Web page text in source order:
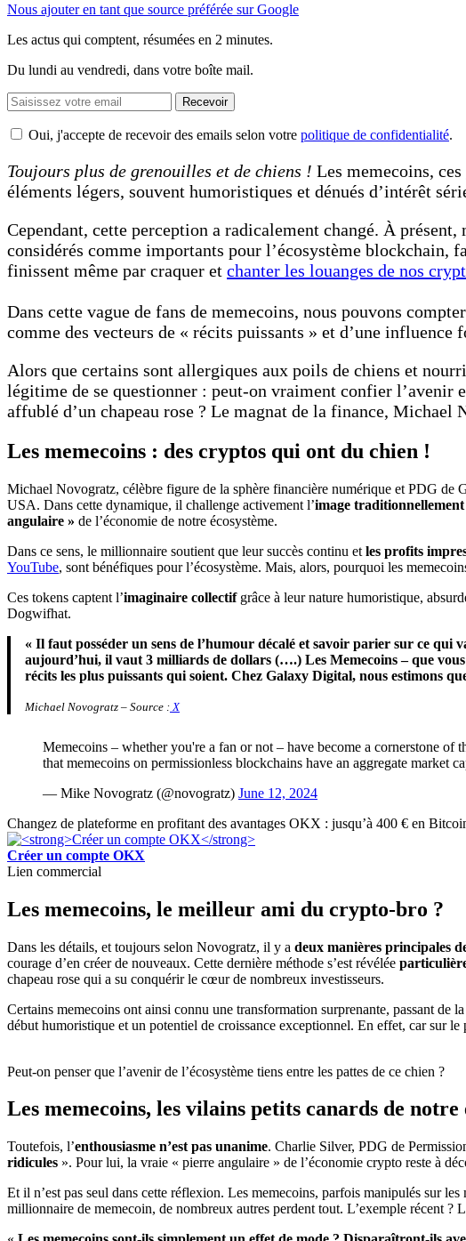
Nous ajouter en tant que source préférée sur Google
Les actus qui comptent, résumées en 2 minutes.
Du lundi au vendredi, dans votre boîte mail.
Recevoir
Oui, j'accepte de recevoir des emails selon votre politique de confidentialité.
Toujours plus de grenouilles et de chiens ! Les memecoins, ces
éléments légers, souvent humoristiques et dénués d’intérêt
Cependant, cette perception a radicalement changé. À
considérés comme importants pour l’écosystème blockchain,
finissent même par craquer et chanter les louanges de nos
Dans cette vague de fans de memecoins, nous pouvons
comme des vecteurs de « récits puissants » et d’une
Alors que certains sont allergiques aux poils de chiens et
légitime de se questionner : peut-on vraiment confier l’avenir
affublé d’un chapeau rose ? Le magnat de la finance, Michael
Les memecoins : des cryptos qui ont du chien !
Michael Novogratz, célèbre figure de la sphère financière numérique et PDG de
USA. Dans cette dynamique, il challenge activement l’image traditionnellement
angulaire » de l’économie de notre écosystème.
Dans ce sens, le millionnaire soutient que leur succès continu et les profits
YouTube, sont bénéfiques pour l’écosystème. Mais, alors, pourquoi les
Ces tokens captent l’imaginaire collectif grâce à leur nature humoristique,
Dogwifhat.
« Il faut posséder un sens de l’humour décalé et savoir parier sur ce qui
aujourd’hui, il vaut 3 milliards de dollars (….) Les Memecoins – que
récits les plus puissants qui soient. Chez Galaxy Digital, nous estimons
Michael Novogratz – Source : X
Memecoins – whether you're a fan or not – have become a cornerstone
that memecoins on permissionless blockchains have an aggregate market
— Mike Novogratz (@novogratz) June 12, 2024
Changez de plateforme en profitant des avantages OKX : jusqu’à 400 € en
Créer un compte OKX
Lien commercial
Les memecoins, le meilleur ami du crypto-bro ?
Dans les détails, et toujours selon Novogratz, il y a deux manières principales
courage d’en créer de nouveaux. Cette dernière méthode s’est révélée
chapeau rose qui a su conquérir le cœur de nombreux investisseurs.
Certains memecoins ont ainsi connu une transformation surprenante, passant de
début humoristique et un potentiel de croissance exceptionnel. En effet, car sur
Peut-on penser que l’avenir de l’écosystème tiens entre les pattes de ce chien ?
Les memecoins, les vilains petits canards de notre
Toutefois, l’enthousiasme n’est pas unanime. Charlie Silver, PDG de
ridicules ». Pour lui, la vraie « pierre angulaire » de l’économie crypto reste à
Et il n’est pas seul dans cette réflexion. Les memecoins, parfois manipulés sur
millionnaire de memecoin, de nombreux autres perdent tout. L’exemple récent ?